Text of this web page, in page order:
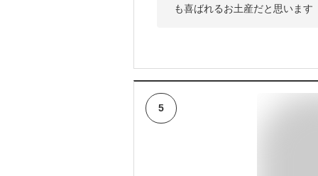
も喜ばれるお土産だと思います
5